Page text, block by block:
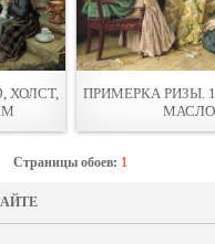
ХОЛСТ,
ПРИМЕРКА РИЗЫ.
МАСЛО
Страницы обоев: 1